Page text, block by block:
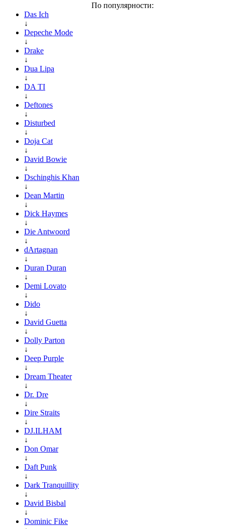
По популярности:
Das Ich
↓
Depeche Mode
↓
Drake
↓
Dua Lipa
↓
DA TI
↓
Deftones
↓
Disturbed
↓
Doja Cat
↓
David Bowie
↓
Dschinghis Khan
↓
Dean Martin
↓
Dick Haymes
↓
Die Antwoord
↓
dArtagnan
↓
Duran Duran
↓
Demi Lovato
↓
Dido
↓
David Guetta
↓
Dolly Parton
↓
Deep Purple
↓
Dream Theater
↓
Dr. Dre
↓
Dire Straits
↓
DJ.ILHAM
↓
Don Omar
↓
Daft Punk
↓
Dark Tranquillity
↓
David Bisbal
↓
Dominic Fike